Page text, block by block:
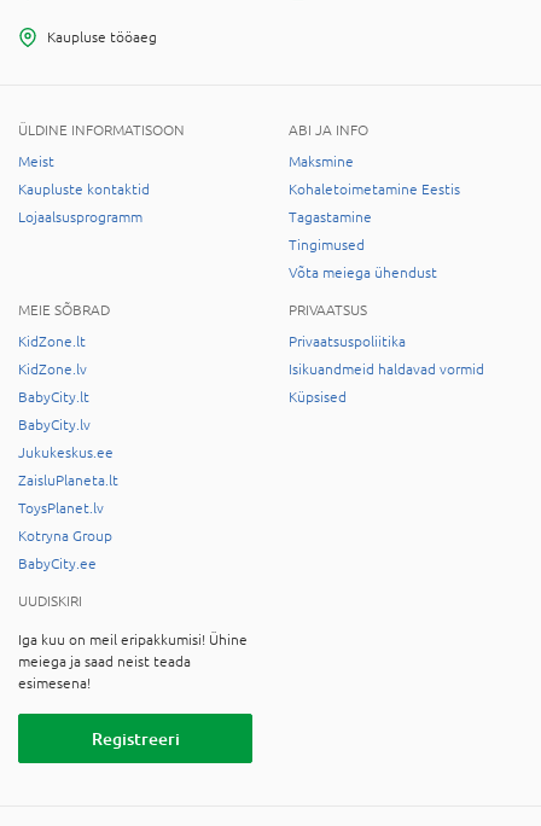
Kaupluse tööaeg
ÜLDINE INFORMATISOON
Meist
Kaupluste kontaktid
Lojaalsusprogramm
ABI JA INFO
Maksmine
Kohaletoimetamine Eestis
Tagastamine
Tingimused
Võta meiega ühendust
MEIE SÕBRAD
KidZone.lt
KidZone.lv
BabyCity.lt
BabyCity.lv
Jukukeskus.ee
ZaisluPlaneta.lt
ToysPlanet.lv
Kotryna Group
BabyCity.ee
PRIVAATSUS
Privaatsuspoliitika
Isikuandmeid haldavad vormid
Küpsised
UUDISKIRI
Iga kuu on meil eripakkumisi! Ühine
meiega ja saad neist teada
esimesena!
Registreeri